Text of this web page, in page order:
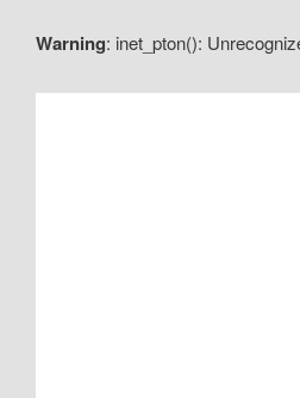
Warning: inet_pton():
au
au